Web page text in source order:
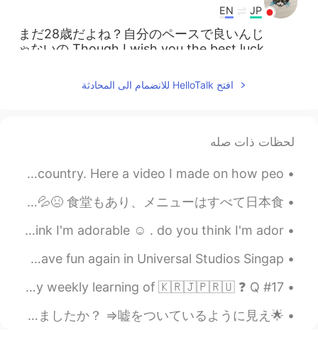
JP
EN
まだ28歳だよね？自分のペースで良いんじ
ゃないの Though I wish you the best luck
Joseph Ting
2019.06.06 22:06
Oh! That is lovely. Congratulations
to them! 🎉
Mu
2019.06.06 21:24
JP
KR
Taiwanese too!!
Joseph Ting
2019.06.06 15:27
EN
CN
MS
JP
KR
そうです！羨ましい限りです。😌
افتح HelloTalk للانضمام الى المحادثة
لحظات ذات صله
There are ways to master a language without going to that country. Here a video I made on how peo...
今日は日本人の友達と温泉に行きました！ 入場時に浴衣を提供してくれった。実はシンガポールの温泉で服を脱ぐ勇気がないので、使い捨て下着を提供してくれます！💦😣 食堂もあり、メニューはすべて日本食！...
Hello, my name is Akira.. nice to meet you all😊. I think I'm adorable ☺ . do you think I'm ador...
A View of Sentosa and cable cars behind me~😍 I want to have fun again in Universal Studios Singap...
#17 Weekly Learning - Korean 📝 Hello HT friends 😄, Welcome to my weekly learning of 🇰🇷🇯🇵🇷🇺 ❓ Q...
🌟Hellotalkの友達からの質問トップ5🌟 ①日本に行ったことはありますか？ ⇒はい:) 東京、金沢、大阪いたことある ②日本語はどれくらい習いましたか？ ⇒嘘をついているように見え...